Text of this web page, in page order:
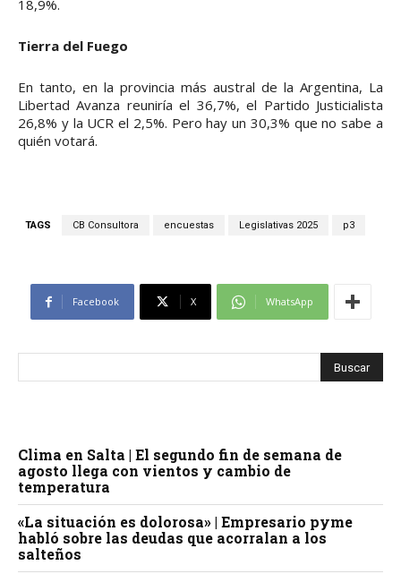
18,9%.
Tierra del Fuego
En tanto, en la provincia más austral de la Argentina, La
Libertad Avanza reuniría el 36,7%, el Partido Justicialista
26,8% y la UCR el 2,5%. Pero hay un 30,3% que no sabe a
quién votará.
TAGS CB Consultora encuestas Legislativas 2025 p3
Facebook X WhatsApp
Clima en Salta | El segundo fin de semana de
agosto llega con vientos y cambio de
temperatura
«La situación es dolorosa» | Empresario pyme
habló sobre las deudas que acorralan a los
salteños